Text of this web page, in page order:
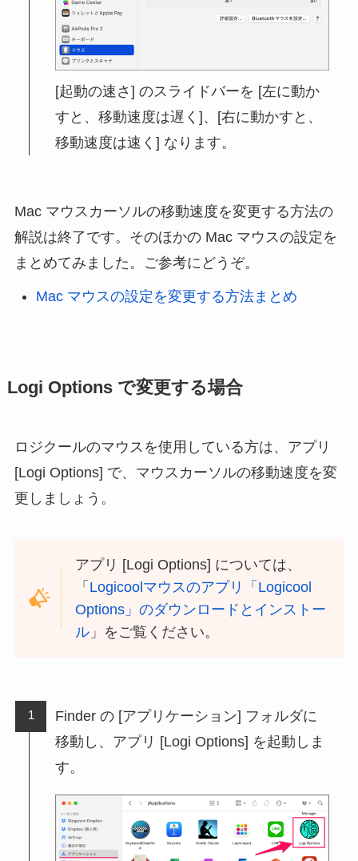
[起動の速さ] のスライドバーを [左に動か
すと、移動速度は遅く]、[右に動かすと、
移動速度は速く] なります。
Mac マウスカーソルの移動速度を変更する方法の
解説は終了です。そのほかの Mac マウスの設定を
まとめてみました。ご参考にどうぞ。
Mac マウスの設定を変更する方法まとめ
Logi Options で変更する場合
ロジクールのマウスを使用している方は、アプリ
[Logi Options] で、マウスカーソルの移動速度を変
更しましょう。
アプリ [Logi Options] については、
「 Logicoolマウスのアプリ「Logicool
Options」のダウンロードとインストー
ル 」をご覧ください。
Finder の [アプリケーション] フォルダに
移動し、アプリ [Logi Options] を起動しま
す。